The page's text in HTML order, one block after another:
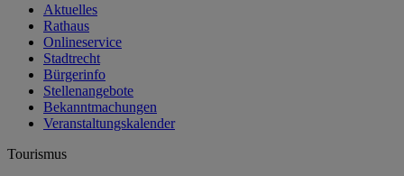
Aktuelles
Rathaus
Onlineservice
Stadtrecht
Bürgerinfo
Stellenangebote
Bekanntmachungen
Veranstaltungskalender
Tourismus